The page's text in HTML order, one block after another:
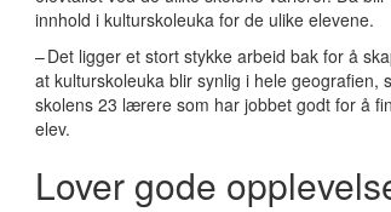
innhold i kulturskoleuka for de ulike elevene.
– Det ligger et stort stykke arbeid bak for å
at kulturskoleuka blir synlig i hele geografien,
skolens 23 lærere som har jobbet godt for å
elev.
Lover gode